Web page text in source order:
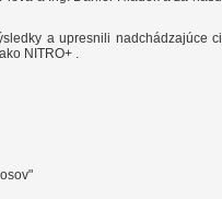
a upresnili nadchádzajúce
NITRO+ .